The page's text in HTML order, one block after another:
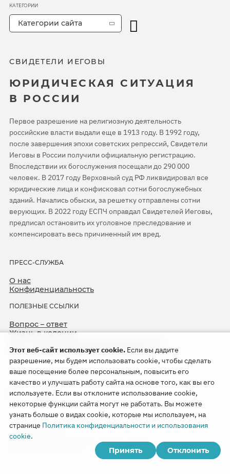
СВИДЕТЕЛИ ИЕГОВЫ
ЮРИДИЧЕСКАЯ СИТУАЦИЯ
В РОССИИ
Первое разрешение на религиозную деятельность
российские власти выдали еще в 1913 году. В 1992 году,
после завершения эпохи советских репрессий, Свидетели
Иеговы в России получили официальную регистрацию.
Впоследствии их богослужения посещали до 290 000
человек. В 2017 году Верховный суд РФ ликвидировал все
юридические лица и конфисковал сотни богослужебных
зданий. Начались обыски, за решетку отправлены сотни
верующих. В 2022 году ЕСПЧ оправдал Свидетелей Иеговы,
предписал остановить их уголовное преследование и
компенсировать весь причиненный им вред.
ПРЕСС-СЛУЖБА
О нас
Конфиденциальность
ПОЛЕЗНЫЕ ССЫЛКИ
Вопрос – ответ
Жизнь в колонии
75-я годовщина операции «Север»
КАТЕГОРИИ
Категории сайта
Copyright © 2026
Watch Tower Bible and Tract Society of Korea.
Этот веб-сайт использует cookie. Если вы дадите
разрешение, мы будем использовать cookie, чтобы сделать
ваше посещение более персональным, повысить его
качество и улучшать работу сайта на основе того, как вы его
используете. Если вы отклоните использование cookie,
некоторые функции сайта могут не работать. Вы можете
узнать больше о видах cookie, которые мы используем, на
странице Политика конфиденциальности и использования
cookie.
Принять
Отклонить